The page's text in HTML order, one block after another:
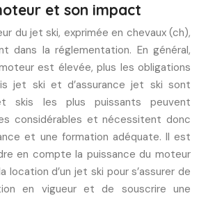
et son impact
du jet ski, exprimée en chevaux (ch),
dans la réglementation. En général,
est élevée, plus les obligations
jet ski et d’assurance jet ski sont
skis les plus puissants peuvent
considérables et nécessitent donc
et une formation adéquate. Il est
en compte la puissance du moteur
location d’un jet ski pour s’assurer de
en vigueur et de souscrire une